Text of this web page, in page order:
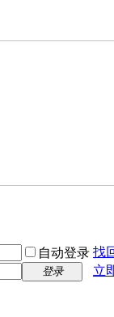
自动登录 找
登录
立